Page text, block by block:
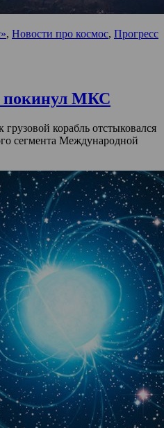
, Новости про космос, Прогресс
покинул МКС
корабль отстыковался
сегмента Международной